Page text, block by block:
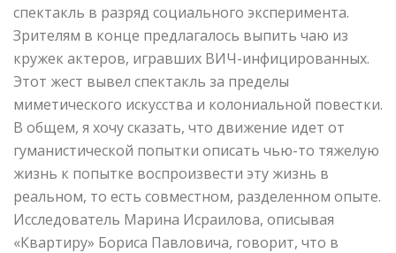
спектакль в разряд социального эксперимента.
Зрителям в конце предлагалось выпить чаю из
кружек актеров, игравших ВИЧ-инфицированных.
Этот жест вывел спектакль за пределы
миметического искусства и колониальной повестки.
В общем, я хочу сказать, что движение идет от
гуманистической попытки описать чью-то тяжелую
жизнь к попытке воспроизвести эту жизнь в
реальном, то есть совместном, разделенном опыте.
Исследователь Марина Исраилова, описывая
«Квартиру» Бориса Павловича, говорит, что в